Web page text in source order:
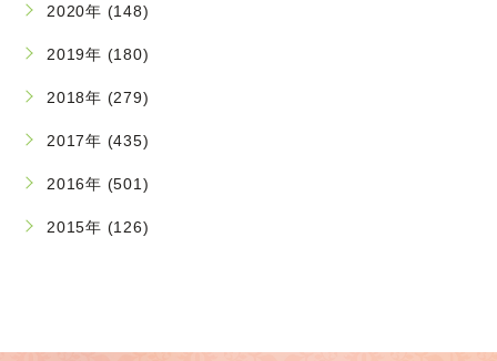
2020年 (148)
2019年 (180)
2018年 (279)
2017年 (435)
2016年 (501)
2015年 (126)